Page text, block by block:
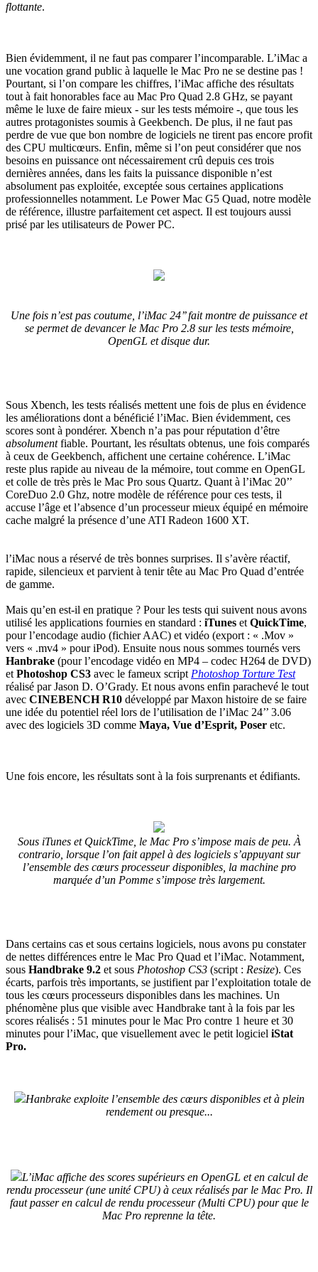
flottante.
Bien évidemment, il ne faut pas comparer l’incomparable. L’iMac a
une vocation grand public à laquelle le Mac Pro ne se destine pas !
Pourtant, si l’on compare les chiffres, l’iMac affiche des résultats
tout à fait honorables face au Mac Pro Quad 2.8 GHz, se payant
même le luxe de faire mieux - sur les tests mémoire -, que tous les
autres protagonistes soumis à Geekbench. De plus, il ne faut pas
perdre de vue que bon nombre de logiciels ne tirent pas encore profit
des CPU multicœurs. Enfin, même si l’on peut considérer que nos
besoins en puissance ont nécessairement crû depuis ces trois
dernières années, dans les faits la puissance disponible n’est
absolument pas exploitée, exceptée sous certaines applications
professionnelles notamment. Le Power Mac G5 Quad, notre modèle
de référence, illustre parfaitement cet aspect. Il est toujours aussi
prisé par les utilisateurs de Power PC.
Une fois n’est pas coutume, l’iMac 24’’ fait montre de puissance et
se permet de devancer le Mac Pro 2.8 sur les tests mémoire,
OpenGL et disque dur.
Sous Xbench, les tests réalisés mettent une fois de plus en évidence
les améliorations dont a bénéficié l’iMac. Bien évidemment, ces
scores sont à pondérer. Xbench n’a pas pour réputation d’être
absolumentfiable. Pourtant, les résultats obtenus, une fois comparés
à ceux de Geekbench, affichent une certaine cohérence. L’iMac
reste plus rapide au niveau de la mémoire, tout comme en OpenGL
et colle de très près le Mac Pro sous Quartz. Quant à l’iMac 20’’
CoreDuo 2.0 Ghz, notre modèle de référence pour ces tests, il
accuse l’âge et l’absence d’un processeur mieux équipé en mémoire
cache malgré la présence d’une ATI Radeon 1600 XT.
l’iMac nous a réservé de très bonnes surprises. Il s’avère réactif,
rapide, silencieux et parvient à tenir tête au Mac Pro Quad d’entrée
de gamme.
Mais qu’en est-il en pratique ? Pour les tests qui suivent nous avons
utilisé les applications fournies en standard : iTunes et QuickTime,
pour l’encodage audio (fichier AAC) et vidéo (export : « .Mov »
vers « .mv4 » pour iPod). Ensuite nous nous sommes tournés vers
Hanbrake (pour l’encodage vidéo en MP4 – codec H264 de DVD)
et Photoshop CS3 avec le fameux script Photoshop Torture Test
réalisé par Jason D. O’Grady. Et nous avons enfin parachevé le tout
avec CINEBENCH R10 développé par Maxon histoire de se faire
une idée du potentiel réel lors de l’utilisation de l’iMac 24’’ 3.06
avec des logiciels 3D comme Maya, Vue d’Esprit, Poser etc.
Une fois encore, les résultats sont à la fois surprenants et édifiants.
Sous iTunes et QuickTime, le Mac Pro s’impose mais de peu. À
contrario, lorsque l’on fait appel à des logiciels s’appuyant sur
l’ensemble des cœurs processeur disponibles, la machine pro
marquée d’un Pomme s’impose très largement.
Dans certains cas et sous certains logiciels, nous avons pu constater
de nettes différences entre le Mac Pro Quad et l’iMac. Notamment,
sous Handbrake 9.2 et sous Photoshop CS3 (script : Resize). Ces
écarts, parfois très importants, se justifient par l’exploitation totale de
tous les cœurs processeurs disponibles dans les machines. Un
phénomène plus que visible avec Handbrake tant à la fois par les
scores réalisés : 51 minutes pour le Mac Pro contre 1 heure et 30
minutes pour l’iMac, que visuellement avec le petit logiciel iStat
Pro.
Hanbrake exploite l’ensemble des cœurs disponibles et à plein
rendement ou presque...
L’iMac affiche des scores supérieurs en OpenGL et en calcul de
rendu processeur (une unité CPU) à ceux réalisés par le Mac Pro. Il
faut passer en calcul de rendu processeur (Multi CPU) pour que le
Mac Pro reprenne la tête.